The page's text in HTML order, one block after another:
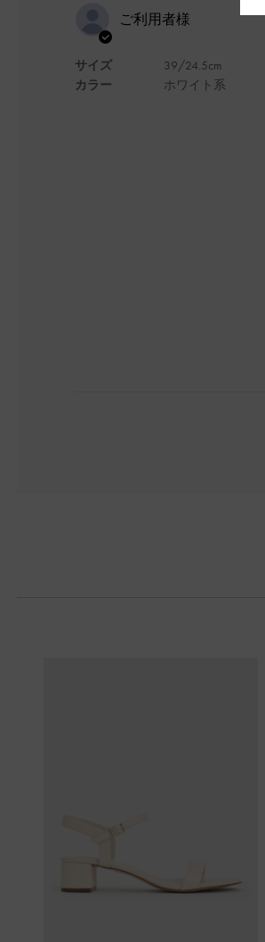
ご利用者様
サイズ
カラー
39/24.5cm
ホワイト系